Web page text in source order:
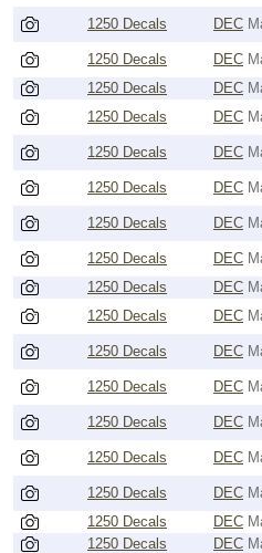
1250 Decals DEC
1250 Decals DEC
1250 Decals
DEC
1250 Decals
DEC
1250 Decals DEC
1250 Decals DEC
1250 Decals DEC
1250 Decals DEC
1250 Decals
DEC
1250 Decals
DEC
1250 Decals DEC
1250 Decals DEC
1250 Decals DEC
1250 Decals DEC
1250 Decals DEC
1250 Decals
DEC
1250 Decals
DEC